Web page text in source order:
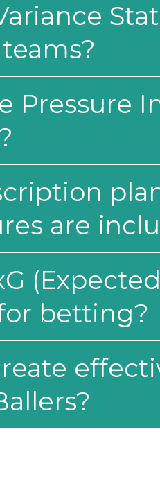
Pressure
are
betting?